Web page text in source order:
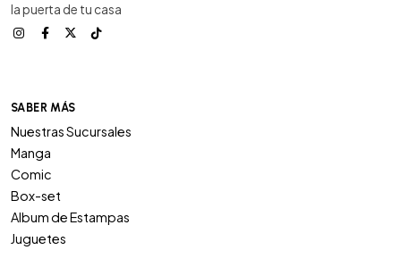
la puerta de tu casa
SABER MÁS
Nuestras Sucursales
Manga
Comic
Box-set
Album de Estampas
Juguetes